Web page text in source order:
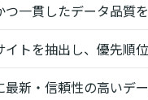
一貫したデータ品質を
トを抽出し、優先順
新・信頼性の高いデー